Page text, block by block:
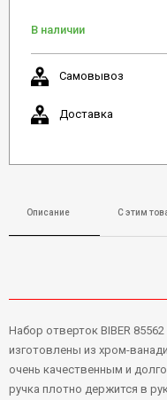
В наличии
Самовывоз
Доставка
Описание С этим
Набор отверток BIBER
изготовлены из хром-
очень качественным и
ручка плотно держится в